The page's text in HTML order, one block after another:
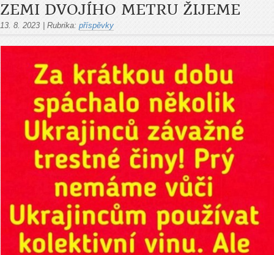
ZEMI DVOJÍHO METRU ŽIJEME
13. 8. 2023 Rubrika: příspěvky